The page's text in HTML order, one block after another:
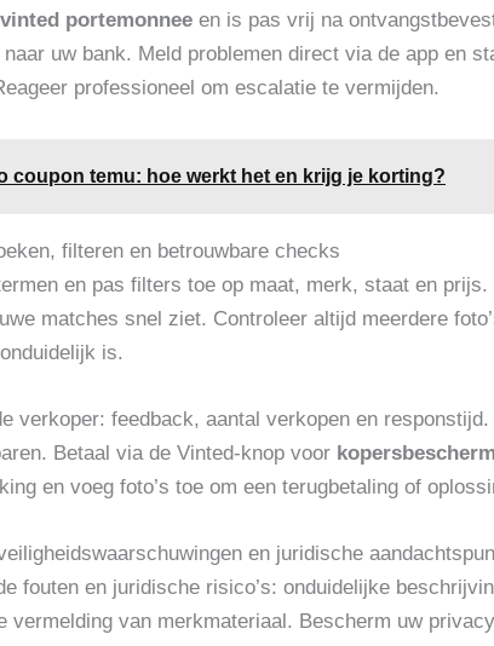
vinted portemonnee en is pas vrij na
uw bank. Meld problemen direct via de app en
professioneel om escalatie te vermijden.
coupon temu: hoe werkt het en krijg je korting?
filteren en betrouwbare checks
en pas filters toe op maat, merk, staat en
matches snel ziet. Controleer altijd meerdere
is.
verkoper: feedback, aantal verkopen en
Betaal via de Vinted‑knop voor
en voeg foto’s toe om een terugbetaling of
en juridische
fouten en juridische risico’s: onduidelijke
vermelding van merkmateriaal. Bescherm uw